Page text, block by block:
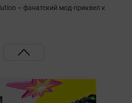
– фанатский мод-приквел к